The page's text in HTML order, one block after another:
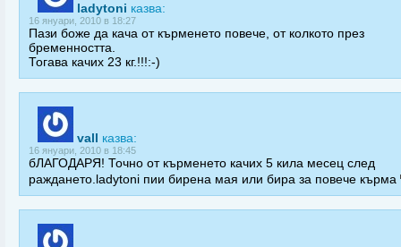
ladytoni казва:
16 януари, 2010 в 18:27
Пази боже да кача от кърменето повече, от колкото през
бременността.
Тогава качих 23 кг.!!!:-)
vall казва:
16 януари, 2010 в 18:45
бЛАГОДАРЯ! Точно от кърменето качих 5 кила месец след
раждането.ladytoni пии бирена мая или бира за повече кърма